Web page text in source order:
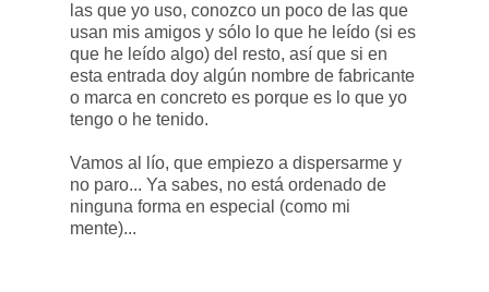
las que yo uso, conozco un poco de las que
usan mis amigos y sólo lo que he leído (si es
que he leído algo) del resto, así que si en
esta entrada doy algún nombre de fabricante
o marca en concreto es porque es lo que yo
tengo o he tenido.
Vamos al lío, que empiezo a dispersarme y
no paro... Ya sabes, no está ordenado de
ninguna forma en especial (como mi
mente)...